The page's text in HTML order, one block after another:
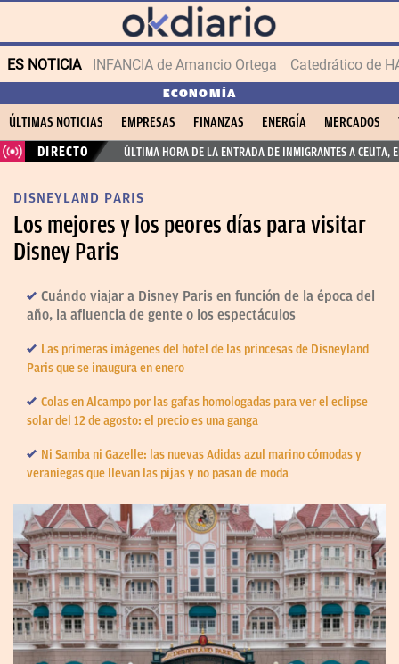
ES NOTICIA INFANCIA de Amancio Ortega
ECONOMÍA
ÚLTIMAS NOTICIAS EMPRESAS FINANZAS ENERGÍA MERCADOS
DIRECTO
ÚLTIMA HORA DE LA ENTRADA DE INMIGRANTES A CEUTA,
DISNEYLAND PARIS
Los mejores y los peores días para visitar
Disney Paris
Cuándo viajar a Disney Paris en función de la época del
año, la afluencia de gente o los espectáculos
Las primeras imágenes del hotel de las princesas de Disneyland
Paris que se inaugura en enero
Colas en Alcampo por las gafas homologadas para ver el eclipse
solar del 12 de agosto: el precio es una ganga
Ni Samba ni Gazelle: las nuevas Adidas azul marino cómodas y
veraniegas que llevan las pijas y no pasan de moda